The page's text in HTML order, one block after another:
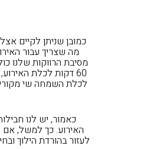
כמובן שניתן לקיים
מה שצריך עבור
60 דקות לכלת
לכלת השמחה שי מקורי
כאמור, יש לנו
האירוע. כך למשל, אם
לעזור בהורדת הילוך